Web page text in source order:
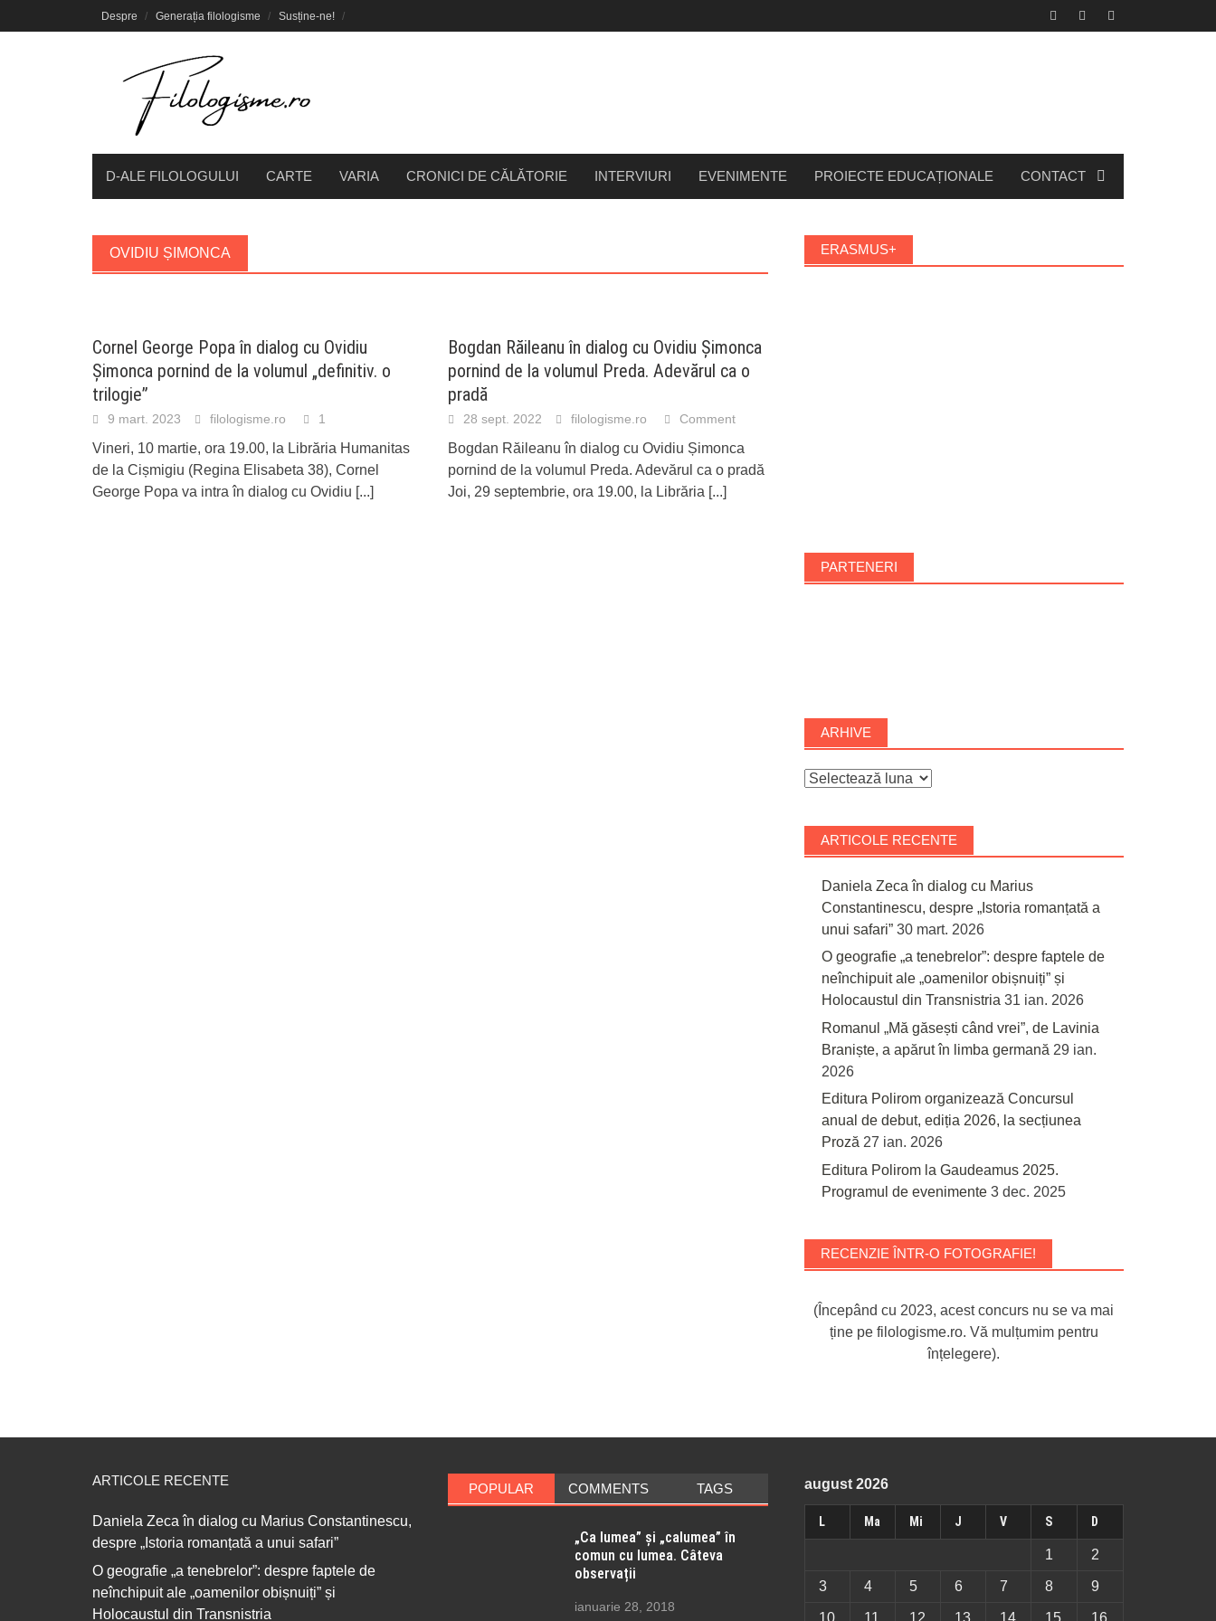
to
Despre Generația filologisme Susține-ne!
D-ALE FILOLOGULUI CARTE VARIA CRONICI DE CĂLĂTORIE INTERVIURI EVENIMENTE PROIECTE EDUCAȚIONALE CONTACT
OVIDIU ȘIMONCA
Cornel George Popa în dialog cu Ovidiu
Șimonca pornind de la volumul „definitiv. o
trilogie”
9 mart. 2023 filologisme.ro 1
Vineri, 10 martie, ora 19.00, la Librăria Humanitas
de la Cișmigiu (Regina Elisabeta 38), Cornel
George Popa va intra în dialog cu Ovidiu [...]
Bogdan Răileanu în dialog cu Ovidiu Șimonca
pornind de la volumul Preda. Adevărul ca o
pradă
28 sept. 2022 filologisme.ro Comment
Bogdan Răileanu în dialog cu Ovidiu Șimonca
pornind de la volumul Preda. Adevărul ca o pradă
Joi, 29 septembrie, ora 19.00, la Librăria [...]
ERASMUS+
PARTENERI
ARHIVE
Arhive
ARTICOLE RECENTE
Daniela Zeca în dialog cu Marius
Constantinescu, despre „Istoria romanțată a
unui safari” 30 mart. 2026
O geografie „a tenebrelor”: despre faptele de
neînchipuit ale „oamenilor obișnuiți” și
Holocaustul din Transnistria 31 ian. 2026
Romanul „Mă găsești când vrei”, de Lavinia
Braniște, a apărut în limba germană 29 ian.
2026
Editura Polirom organizează Concursul
anual de debut, ediția 2026, la secțiunea
Proză 27 ian. 2026
Editura Polirom la Gaudeamus 2025.
Programul de evenimente 3 dec. 2025
RECENZIE ÎNTR-O FOTOGRAFIE!
(Începând cu 2023, acest concurs nu se va mai
ține pe filologisme.ro. Vă mulțumim pentru
înțelegere).
ARTICOLE RECENTE
Daniela Zeca în dialog cu Marius Constantinescu,
despre „Istoria romanțată a unui safari”
O geografie „a tenebrelor”: despre faptele de
neînchipuit ale „oamenilor obișnuiți” și
Holocaustul din Transnistria
POPULAR COMMENTS TAGS
„Ca lumea” și „calumea” în
comun cu lumea. Câteva
observații
ianuarie 28, 2018
august 2026
L Ma Mi J V S D
1 2
3 4 5 6 7 8 9